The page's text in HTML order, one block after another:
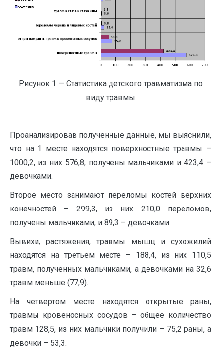
Рисунок 1 — Статистика детского травматизма по
виду травмы
Проанализировав полученные данные, мы выяснили,
что на 1 месте находятся поверхностные травмы –
1000,2, из них 576,8, получены мальчиками и 423,4 –
девочками.
Второе место занимают переломы костей верхних
конечностей – 299,3, из них 210,0 переломов,
получены мальчиками, и 89,3 – девочками.
Вывихи, растяжения, травмы мышц и сухожилий
находятся на третьем месте – 188,4, из них 110,5
травм, полученных мальчиками, а девочками на 32,6
травм меньше (77,9).
На четвертом месте находятся открытые раны,
травмы кровеносных сосудов – общее количество
травм 128,5, из них мальчики получили – 75,2 раны, а
девочки – 53,3.